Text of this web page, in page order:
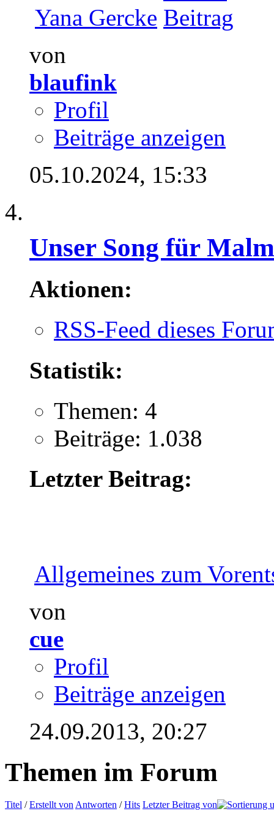
Yana Gercke
von
blaufink
Profil
Beiträge anzeigen
05.10.2024, 15:33
Unser Song für
Aktionen:
RSS-Feed dieses
Statistik:
Themen: 4
Beiträge: 1.038
Letzter Beitrag:
Allgemeines zum
von
cue
Profil
Beiträge anzeigen
24.09.2013, 20:27
Themen im Forum
Titel /Erstellt von Antworten /Hits Letzter Beitrag von